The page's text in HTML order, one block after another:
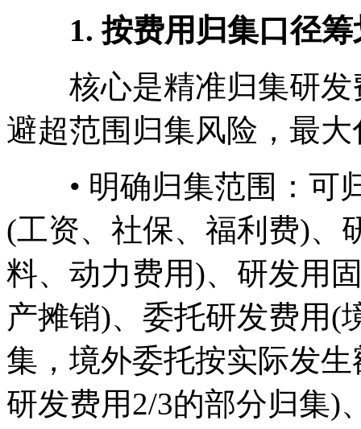
1. 按费用归集口径筹
核心是精准归集研发
避超范围归集风险，最
• 明确归集范围：可
(工资、社保、福利费)、
料、动力费用)、研发用
产摊销)、委托研发费用(
集，境外委托按实际发
研发费用2/3的部分归集)